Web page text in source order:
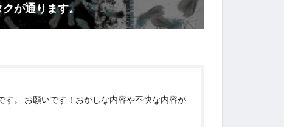
が通ります。
。 お願いです！おかしな内容や不快な内容が